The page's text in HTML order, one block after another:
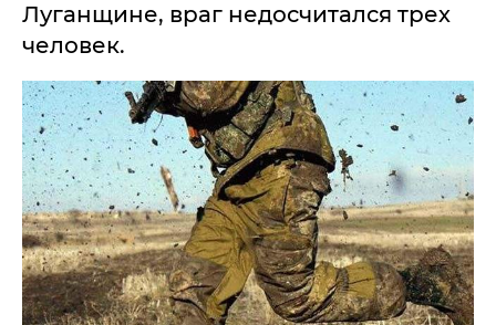
Луганщине, враг недосчитался трех
человек.